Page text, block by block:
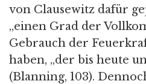
von Clausewitz dafür
„einen Grad der
Gebrauch der
haben, „der bis heute
(Blanning, 103).